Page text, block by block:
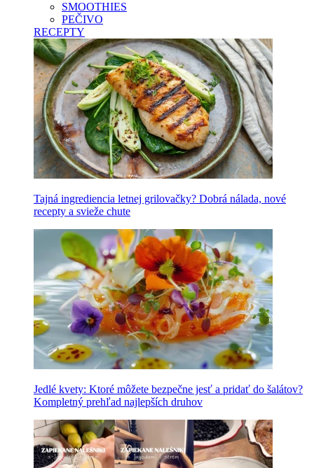
SMOOTHIES
PEČIVO
RECEPTY
Tajná ingrediencia letnej grilovačky? Dobrá nálada, nové
recepty a svieže chute
Jedlé kvety: Ktoré môžete bezpečne jesť a pridať do šalátov?
Kompletný prehľad najlepších druhov